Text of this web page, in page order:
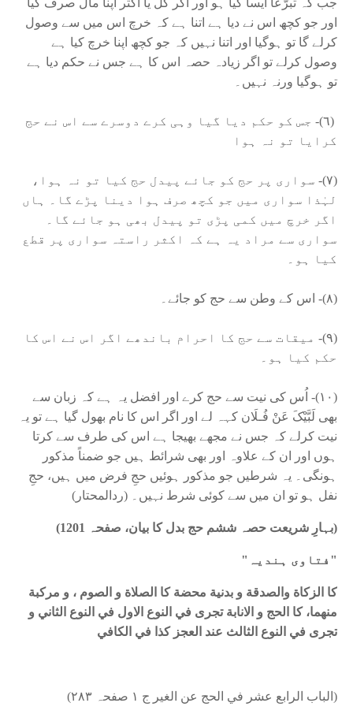
جب کہ تبرّعاً ایسا کیا ہو اور اگر کُل یا اکثر اپنا مال صرف کیا
اور جو کچھ اس نے دیا ہے اتنا ہے کہ خرچ اس میں سے وصول
کرلے گا تو ہوگیا اور اتنا نہیں کہ جو کچھ اپنا خرچ کیا ہے
وصول کرلے تو اگر زیادہ حصہ اس کا ہے جس نے حکم دیا ہے
تو ہوگیا ورنہ نہیں۔
(٦)- جس کو حکم دیا گیا وہی کرے دوسرے سے اس نے حج
کرایا تو نہ ہوا
(٧)- سواری پر حج کو جائے پیدل حج کیا تو نہ ہوا،
لہٰذا سواری میں جو کچھ صرف ہوا دینا پڑے گا۔ ہاں
اگر خرچ میں کمی پڑی تو پیدل بھی ہو جائے گا۔
سواری سے مراد یہ ہے کہ اکثر راستہ سواری پر قطع
کیا ہو۔
(٨)- اس کے وطن سے حج کو جائے۔
(٩)- میقات سے حج کا احرام باندھے اگر اس نے اس کا
حکم کیا ہو۔
(١٠)- اُس کی نیت سے حج کرے اور افضل یہ ہے کہ زبان سے
بھی لَبَّیْکَ عَنْ فُـلَان کہہ لے اور اگر اس کا نام بھول گیا ہے تو یہ
نیت کرلے کہ جس نے مجھے بھیجا ہے اس کی طرف سے کرتا
ہوں اور ان کے علاوہ اور بھی شرائط ہیں جو ضمناً مذکور
ہونگی۔ یہ شرطیں جو مذکور ہوئیں حجِ فرض میں ہیں، حجِ
نفل ہو تو ان میں سے کوئی شرط نہیں۔ (ردالمحتار)
(بہارِ شریعت حصہ ششم حج بدل کا بیان، صفحہ 1201)
"فتاوی ہندیہ"
كا الزكاة والصدقة و بدنية محضة كا الصلاة و الصوم ، و مركبة
منه‍ما، كا الحج و الانابة تجرى في النوع الاول في النوع الثاني و
تجرى في النوع الثالث عند العجز كذا في الكافي
(الباب الرابع عشر في الحج عن الغير ج ١ صفحہ ۲۸۳)